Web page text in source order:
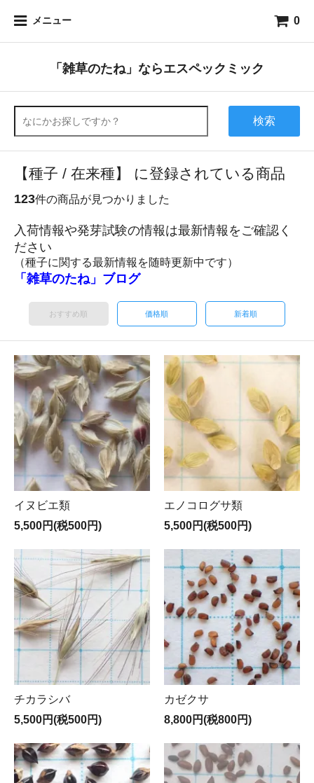
メニュー 0
「雑草のたね」ならエスペックミック
検索
【種子 / 在来種】 に登録されている商品
123件の商品が見つかりました
入荷情報や発芽試験の情報は最新情報をご確認く
ださい
（種子に関する最新情報を随時更新中です）
「雑草のたね」ブログ
おすすめ順 価格順 新着順
イヌビエ類
5,500円(税500円)
エノコログサ類
5,500円(税500円)
チカラシバ
5,500円(税500円)
カゼクサ
8,800円(税800円)